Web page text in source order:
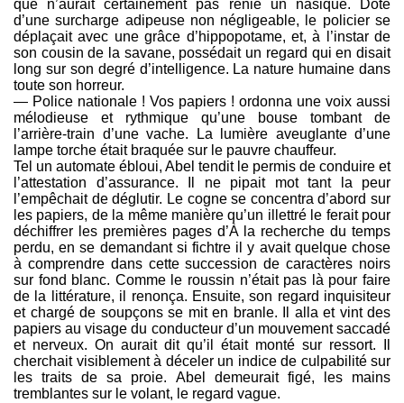
que n’aurait certainement pas renié un nasique. Doté
d’une surcharge adipeuse non négligeable, le policier se
déplaçait avec une grâce d’hippopotame, et, à l’instar de
son cousin de la savane, possédait un regard qui en disait
long sur son degré d’intelligence. La nature humaine dans
toute son horreur.
— Police nationale ! Vos papiers ! ordonna une voix aussi
mélodieuse et rythmique qu’une bouse tombant de
l’arrière-train d’une vache. La lumière aveuglante d’une
lampe torche était braquée sur le pauvre chauffeur.
Tel un automate ébloui, Abel tendit le permis de conduire et
l’attestation d’assurance. Il ne pipait mot tant la peur
l’empêchait de déglutir. Le cogne se concentra d’abord sur
les papiers, de la même manière qu’un illettré le ferait pour
déchiffrer les premières pages d’À la recherche du temps
perdu, en se demandant si fichtre il y avait quelque chose
à comprendre dans cette succession de caractères noirs
sur fond blanc. Comme le roussin n’était pas là pour faire
de la littérature, il renonça. Ensuite, son regard inquisiteur
et chargé de soupçons se mit en branle. Il alla et vint des
papiers au visage du conducteur d’un mouvement saccadé
et nerveux. On aurait dit qu’il était monté sur ressort. Il
cherchait visiblement à déceler un indice de culpabilité sur
les traits de sa proie. Abel demeurait figé, les mains
tremblantes sur le volant, le regard vague.